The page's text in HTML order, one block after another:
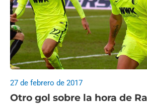
Otro gol sobre la hora de
27 de febrero de 2017